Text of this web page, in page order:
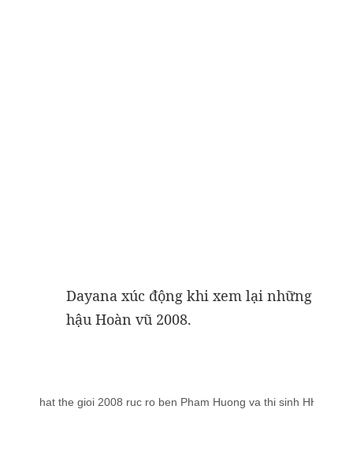
Dayana xúc động khi xem lại những
hậu Hoàn vũ 2008.